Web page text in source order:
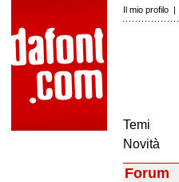
Il mio profilo |
Temi
Novità
Forum